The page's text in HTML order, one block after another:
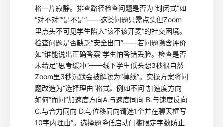
格一片寂静。排查路径检查问题是否为“封闭式”如
“对不对”“是不是”——这类问题只需点头但Zoom
里点头不可见学生陷入“该不该开麦”的社交困境。
检查问题是否缺乏“安全出口”——若问题隐含评价
如“谁能说出正确答案”学生怕答错丢脸。检查是否
未给足“思考缓冲”——线下学生低头想3秒很自然
Zoom里3秒沉默会被解读为“掉线”。实操方案将问
题改造为“选择理由”格式。例如不问“加速度方向
如何”而问“加速度方向A.与速度同向 B.与速度反向
C.与合力同向 D.与位移同向请选1个并在聊天框写
10字内理由”。选择题降低启动门槛限定字数防止